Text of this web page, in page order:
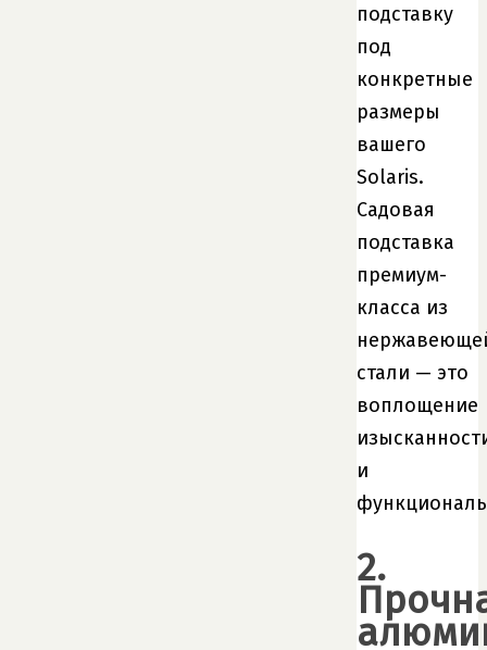
подставку
под
конкретные
размеры
вашего
Solaris.
Садовая
подставка
премиум-
класса из
стали — это
воплощение
и
2.